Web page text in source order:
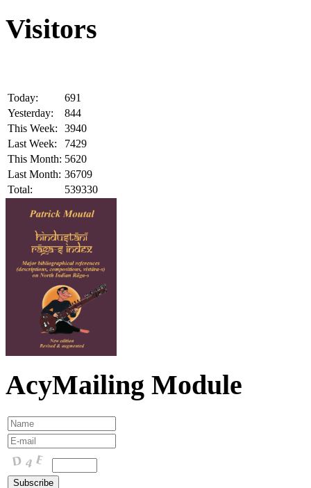
Visitors
Today:
691
Yesterday:
844
This Week:
3940
Last Week:
7429
This Month: 5620
Last Month: 36709
Total:
539330
AcyMailing Module